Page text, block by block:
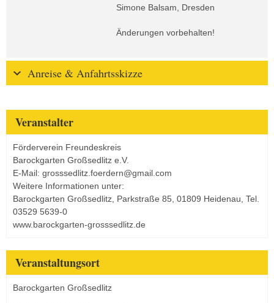
Simone Balsam, Dresden
Änderungen vorbehalten!
Anreise & Anfahrtsskizze
Veranstalter
Förderverein Freundeskreis
Barockgarten Großsedlitz e.V.
E-Mail: grosssedlitz.foerdern@gmail.com
Weitere Informationen unter:
Barockgarten Großsedlitz, Parkstraße 85, 01809 Heidenau, Tel.
03529 5639-0
www.barockgarten-grosssedlitz.de
Veranstaltungsort
Barockgarten Großsedlitz